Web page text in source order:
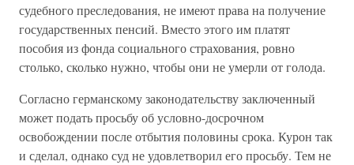
судебного преследования, не имеют права на получение
государственных пенсий. Вместо этого им платят
пособия из фонда социального страхования, ровно
столько, сколько нужно, чтобы они не умерли от голода.
Согласно германскому законодательству заключенный
может подать просьбу об условно-досрочном
освобождении после отбытия половины срока. Курон так
и сделал, однако суд не удовлетворил его просьбу. Тем не